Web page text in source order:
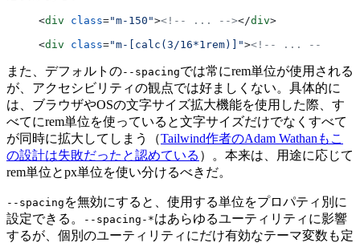
<div class="m-150"><!-- ... --></div>
<div class="m-[calc(3/16*1rem)]"><!-- ... -->
また、デフォルトの--spacingでは常にrem単位が使用される
が、アクセシビリティの観点では好ましくない。具体的に
は、ブラウザやOSの文字サイズ拡大機能を使用した際、す
べてにrem単位を使っていると文字サイズだけでなくすべて
が同時に拡大してしまう（Tailwind作者のAdam Wathanもこ
の設計は失敗だったと認めている ）。本来は、用途に応じて
rem単位とpx単位を使い分けるべきだ。
--spacing を無効にすると、使用する単位をプロパティ別に
設定できる。
--spacing-*はあらゆるユーティリティに影響
するが、個別のユーティリティにだけ有効なテーマ変数も定